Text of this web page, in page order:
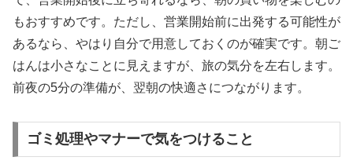
もおすすめです。ただし、営業開始前に出発する可能性が
あるなら、やはり自分で用意しておくのが確実です。朝ご
はんは小さなことに見えますが、旅の気分を左右します。
前夜の5分の準備が、翌朝の快適さにつながります。
ゴミ処理やマナーで気をつけること